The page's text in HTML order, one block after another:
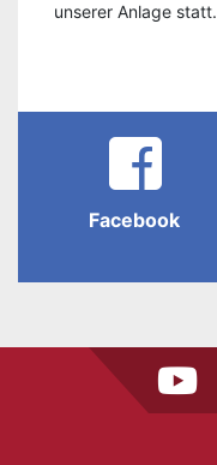
unserer Anlage statt.
Facebook